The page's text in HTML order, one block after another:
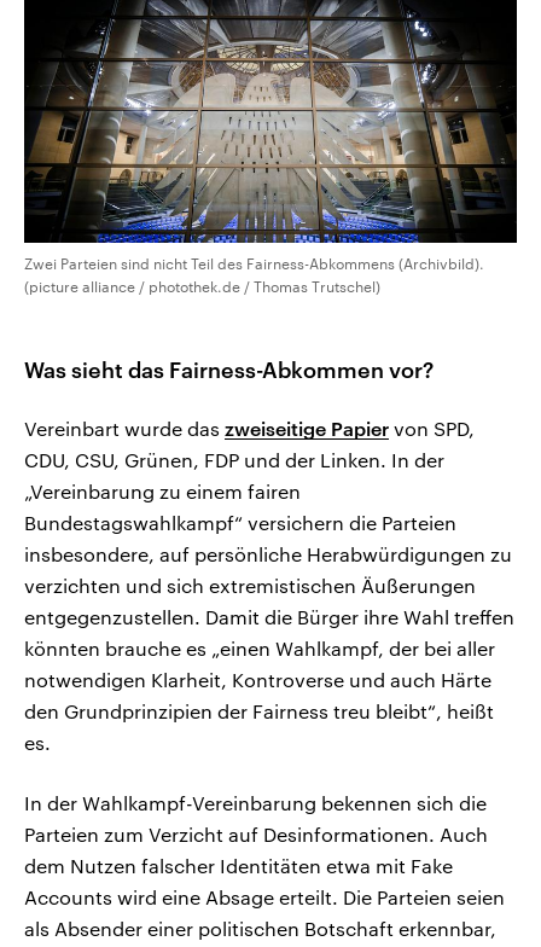
Zwei Parteien sind nicht Teil des Fairness-Abkommens (Archivbild).
(picture alliance / photothek.de / Thomas Trutschel)
Was sieht das Fairness-Abkommen vor?
Vereinbart wurde das zweiseitige Papier von SPD,
CDU, CSU, Grünen, FDP und der Linken. In der
„Vereinbarung zu einem fairen
Bundestagswahlkampf“ versichern die Parteien
insbesondere, auf persönliche Herabwürdigungen zu
verzichten und sich extremistischen Äußerungen
entgegenzustellen. Damit die Bürger ihre Wahl treffen
könnten brauche es „einen Wahlkampf, der bei aller
notwendigen Klarheit, Kontroverse und auch Härte
den Grundprinzipien der Fairness treu bleibt“, heißt
es.
In der Wahlkampf-Vereinbarung bekennen sich die
Parteien zum Verzicht auf Desinformationen. Auch
dem Nutzen falscher Identitäten etwa mit Fake
Accounts wird eine Absage erteilt. Die Parteien seien
als Absender einer politischen Botschaft erkennbar,